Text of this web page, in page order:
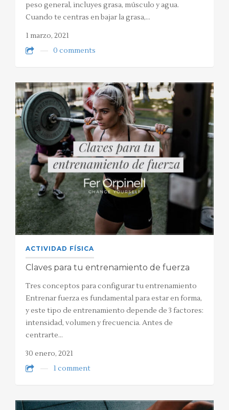
peso general, incluyes grasa, músculo y agua.
Cuando te centras en bajar la grasa,…
1 marzo, 2021
0 comments
ACTIVIDAD FÍSICA
Claves para tu entrenamiento de fuerza
Tres conceptos para configurar tu entrenamiento
Entrenar fuerza es fundamental para estar en forma,
y este tipo de entrenamiento depende de 3 factores:
intensidad, volumen y frecuencia. Antes de
centrarte…
30 enero, 2021
1 comment